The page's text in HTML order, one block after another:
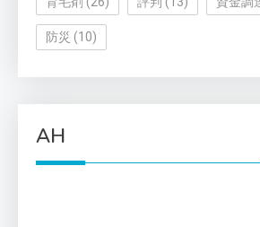
防災 (10)
AH